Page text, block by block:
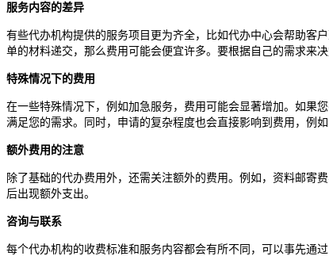
服务内容的差异
有些代办机构提供的服务项目更为齐全，比如代办中心会帮助客
单的材料递交，那么费用可能会便宜许多。要根据自己的需求来决
特殊情况下的费用
在一些特殊情况下，例如加急服务，费用可能会显著增加。如果
满足您的需求。同时，申请的复杂程度也会直接影响到费用，例
额外费用的注意
除了基础的代办费用外，还需关注额外的费用。例如，资料邮寄
后出现额外支出。
咨询与联系
每个代办机构的收费标准和服务内容都会有所不同，可以事先通